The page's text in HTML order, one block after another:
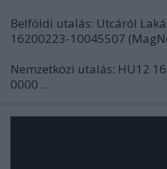
Belföldi utalás: Utcáról
16200223-10045507
Nemzetközi utalás: HU12
0000 ...